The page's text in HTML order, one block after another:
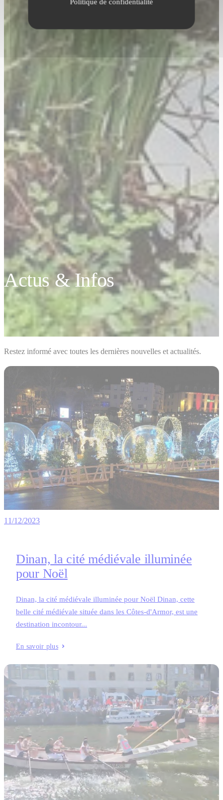
Actus & Infos
Restez informé avec toutes les dernières nouvelles et actualités.
11/12/2023
Dinan, la cité médiévale illuminée
pour Noël
Dinan, la cité médiévale illuminée pour Noël Dinan, cette
belle cité médiévale située dans les Côtes-d'Armor, est une
destination incontour...
En savoir plus
Politique de confidentialité